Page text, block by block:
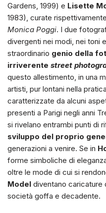
Gardens, 1999) e Lisette
1983), curate
Monica Poggi. I due
divergenti nei modi, nei toni
straordinario genio della
irriverente street
questo allestimento, in una
artisti, pur lontani nella
caratterizzate da alcuni
presenti a Parigi negli anni
si rivelano entrambi punti di
sviluppo del proprio
generazioni a venire. Se in
forme simboliche di
oltre le mode di cui si
Model diventano caricature
società goffa e decadente.